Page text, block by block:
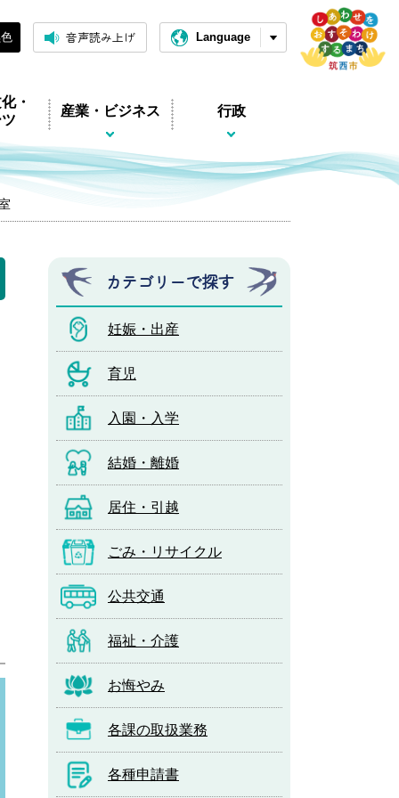
音声読み上げ Language
・
産業・ビジネス 行政
カテゴリーで探す
妊娠・出産
育児
入園・入学
結婚・離婚
居住・引越
ごみ・リサイクル
公共交通
福祉・介護
お悔やみ
各課の取扱業務
各種申請書